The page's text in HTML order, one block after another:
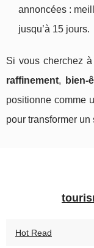
annoncées :
jusqu’à 15 jours.
Si vous cherchez
raffinement, bien-
positionne comme
pour transformer
Hot Read